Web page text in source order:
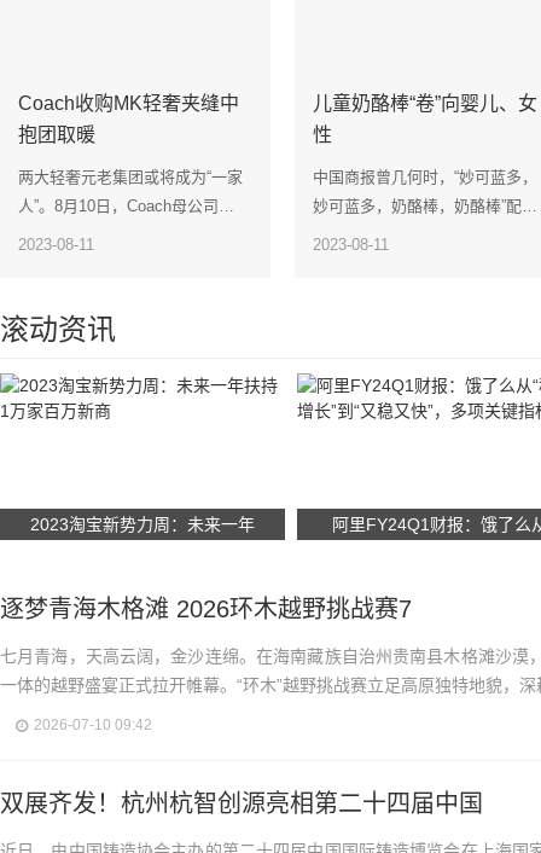
Coach收购MK轻奢夹缝中
抱团取暖
两大轻奢元老集团或将成为“一家
人”。8月10日，Coach母公司
Tap...
2023-08-11
儿童奶酪棒“卷”向婴儿、女
性
中国商报曾几何时，“妙可蓝多，
妙可蓝多，奶酪棒，奶酪棒”配着
《两只老虎...
2023-08-11
滚动资讯
2023淘宝新势力周：未来一年 阿里FY24Q1财报：饿了么
逐梦青海木格滩 2026环木越野挑战赛7
七月青海，天高云阔，金沙连绵。在海南藏族自治州贵南县木格滩沙漠
一体的越野盛宴正式拉开帷幕。“环木”越野挑战赛立足高原独特地貌，深
2026-07-10 09:42
双展齐发！杭州杭智创源亮相第二十四届中国